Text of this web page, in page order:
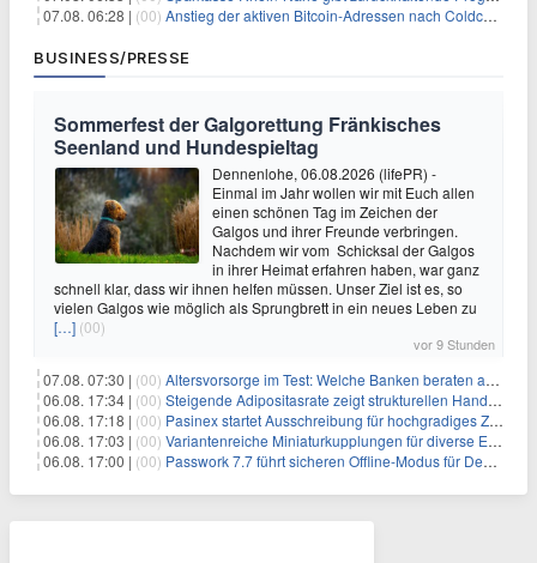
07.08. 06:28 | (00) Anstieg der aktiven Bitcoin-Adressen nach Coldcard-Panik
BUSINESS/PRESSE
Sommerfest der Galgorettung Fränkisches
Seenland und Hundespieltag
Dennenlohe, 06.08.2026 (lifePR) -
Einmal im Jahr wollen wir mit Euch allen
einen schönen Tag im Zeichen der
Galgos und ihrer Freunde verbringen.
Nachdem wir vom Schicksal der Galgos
in ihrer Heimat erfahren haben, war ganz
schnell klar, dass wir ihnen helfen müssen. Unser Ziel ist es, so
vielen Galgos wie möglich als Sprungbrett in ein neues Leben zu
[…] (00)
vor 9 Stunden
07.08. 07:30 | (00) Altersvorsorge im Test: Welche Banken beraten am besten?
06.08. 17:34 | (00) Steigende Adipositasrate zeigt strukturellen Handlungsbedarf bei der Ernährung schulpflichtiger Kinder
06.08. 17:18 | (00) Pasinex startet Ausschreibung für hochgradiges Zinksulfidkonzentrat mit Germanium- und Silbergehalten und stellt ein Betriebsupdate bereit
06.08. 17:03 | (00) Variantenreiche Miniaturkupplungen für diverse Einsatzbereiche
06.08. 17:00 | (00) Passwork 7.7 führt sicheren Offline-Modus für Desktop- und Mobile-Apps ein